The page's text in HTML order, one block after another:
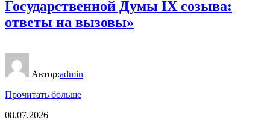
Государственной Думы IX созыва:
ответы на вызовы»
Автор:admin
Прочитать больше
08.07.2026